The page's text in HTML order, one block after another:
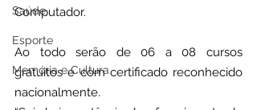
Saúde
Esporte
Memória e Cultura
Computador.
Ao todo serão de 06 a 08 cursos
gratuitos e com certificado reconhecido
nacionalmente.